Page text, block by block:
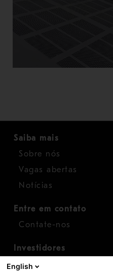
Saiba mais
Sobre nós
Vagas abertas
Notícias
Entre em contato
Contate-nos
Investidores
Calendário para
English